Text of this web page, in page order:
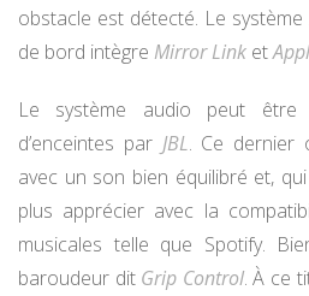
obstacle est détecté. Le système
de bord intègre Mirror Link et
Le système audio peut être
d’enceintes par JBL. Ce dernier
avec un son bien équilibré et,
plus apprécier avec la
musicales telle que Spotify.
baroudeur dit Grip Control. À ce